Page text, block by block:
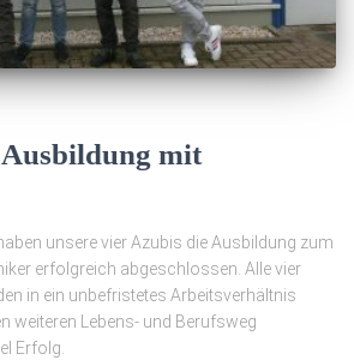
mit
unsere vier Azubis die Ausbildung zum
erfolgreich abgeschlossen. Alle vier
in ein unbefristetes Arbeitsverhältnis
weiteren Lebens- und Berufsweg
Erfolg.